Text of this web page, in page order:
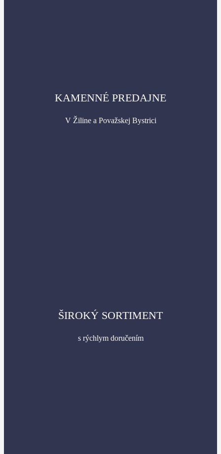
KAMENNÉ PREDAJNE
V Žiline a Považskej Bystrici
ŠIROKÝ SORTIMENT
s rýchlym doručením